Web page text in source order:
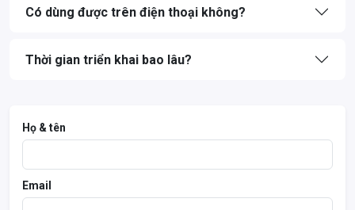
Có dùng được trên điện thoại không?
Thời gian triển khai bao lâu?
Họ & tên
Email